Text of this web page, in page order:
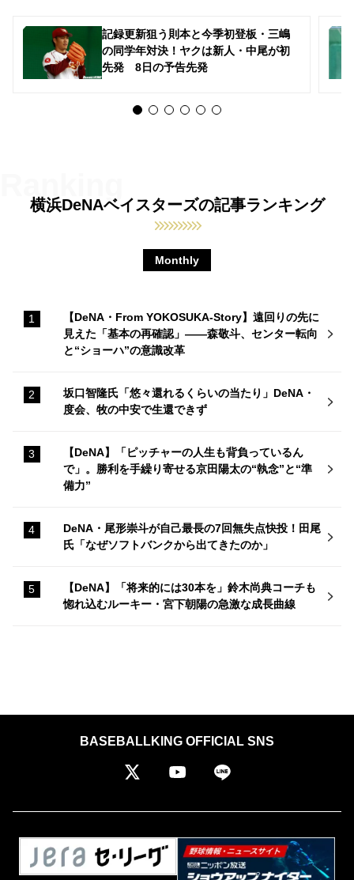
記録更新狙う則本と今季初登板・三嶋
の同学年対決！ヤクは新人・中尾が初
先発 8日の予告先発
横浜DeNAベイスターズの記事ランキング
Monthly
【DeNA・From YOKOSUKA-Story】遠回りの先に
見えた「基本の再確認」——森敬斗、センター転向
と“ショーハ”の意識改革
坂口智隆氏「悠々還れるくらいの当たり」DeNA・
度会、牧の中安で生還できず
【DeNA】「ピッチャーの人生も背負っているん
で」。勝利を手繰り寄せる京田陽太の“執念”と“準
備力”
DeNA・尾形崇斗が自己最長の7回無失点快投！田尾
氏「なぜソフトバンクから出てきたのか」
【DeNA】「将来的には30本を」鈴木尚典コーチも
惚れ込むルーキー・宮下朝陽の急激な成長曲線
BASEBALLKING OFFICIAL SNS